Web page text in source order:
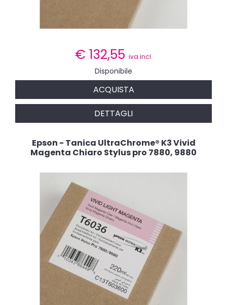
€ 132,55 iva incl.
Disponibile
ACQUISTA
DETTAGLI
Epson - Tanica UltraChrome® K3 Vivid
Magenta Chiaro Stylus pro 7880, 9880